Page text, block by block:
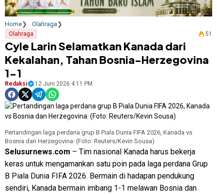
Home Olahraga
Olahraga 51
Cyle Larin Selamatkan Kanada dari
Kekalahan, Tahan Bosnia-Herzegovina
1-1
Redaksi 12 Juni 2026 4:11 PM
Pertandingan laga perdana grup B Piala Dunia FIFA 2026, Kanada vs
Bosnia dan Herzegovina: (Foto: Reuters/Kevin Sousa)
Selusurnews.com – Tim nasional Kanada harus bekerja
keras untuk mengamankan satu poin pada laga perdana Grup
B Piala Dunia FIFA 2026. Bermain di hadapan pendukung
sendiri, Kanada bermain imbang 1-1 melawan Bosnia dan